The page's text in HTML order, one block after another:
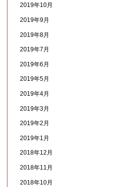
2019年10月
2019年9月
2019年8月
2019年7月
2019年6月
2019年5月
2019年4月
2019年3月
2019年2月
2019年1月
2018年12月
2018年11月
2018年10月